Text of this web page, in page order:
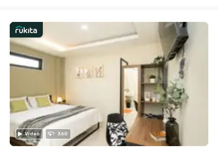
Video 360